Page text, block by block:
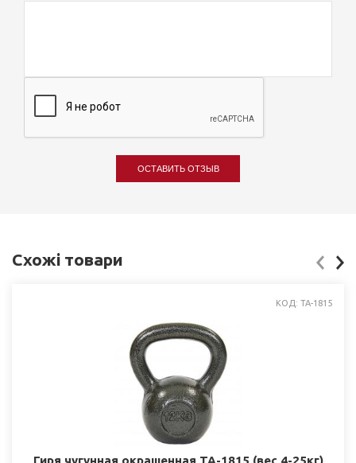
ОСТАВИТЬ ОТЗЫВ
Схожі товари
КОД: TA-1815
Гиря чугунная окрашенная TA-1815 (вес 4-25кг)